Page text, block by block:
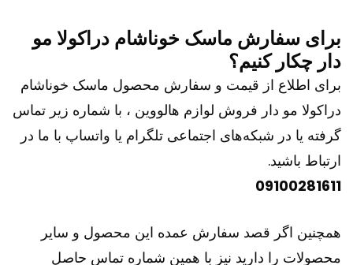
برای سفارش ماسک خوناشام دراکولا مو
دار چکار کنیم؟
برای اطلاع از قیمت و سفارش محصول ماسک خوناشام
دراکولا مو دار فروش لوازم هالووین ، با شماره زیر تماس
گرفته یا در شبکه‌های اجتماعی تلگرام یا واتساپ با ما در
ارتباط باشید.
09100281611
همچنین اگر قصد سفارش عمده این محصول و سایر
محصولات را دارید نیز با همین شماره تماس حاصل